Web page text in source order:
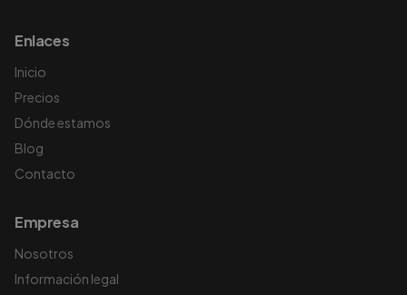
Enlaces
Inicio
Precios
Dónde estamos
Blog
Contacto
Empresa
Nosotros
Información legal